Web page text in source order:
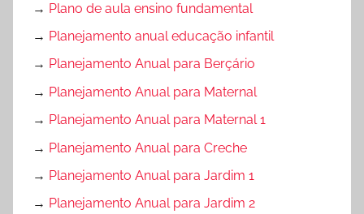
→ Plano de aula ensino fundamental
→ Planejamento anual educação infantil
→ Planejamento Anual para Berçário
→ Planejamento Anual para Maternal
→ Planejamento Anual para Maternal 1
→ Planejamento Anual para Creche
→ Planejamento Anual para Jardim 1
→ Planejamento Anual para Jardim 2